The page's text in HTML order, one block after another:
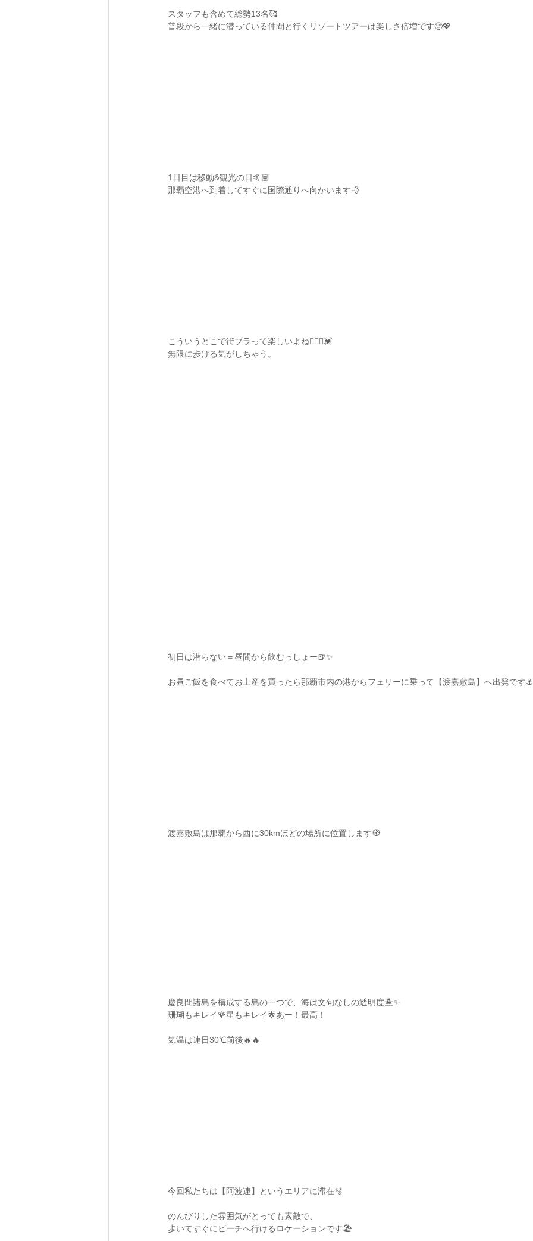
スタッフも含めて総勢13名🥰
普段から一緒に潜っている仲間と行くリゾートツアーは楽しさ倍増です🥺💖
1日目は移動&観光の日🤙🏾
那覇空港へ到着してすぐに国際通りへ向かいます💨
こういうとこで街ブラって楽しいよね🚶🏽‍♂️💓
無限に歩ける気がしちゃう。
初日は潜らない＝昼間から飲むっしょー🍺✨
お昼ご飯を食べてお土産を買ったら那覇市内の港からフェリーに乗って【渡嘉敷島】へ出発です⚓️
渡嘉敷島は那覇から西に30kmほどの場所に位置します🧭
慶良間諸島を構成する島の一つで、海は文句なしの透明度🏝✨
珊瑚もキレイ🪸星もキレイ🌟あー！最高！
気温は連日30℃前後🔥🔥
今回私たちは【阿波連】というエリアに滞在🫧
のんびりした雰囲気がとっても素敵で、
歩いてすぐにビーチへ行けるロケーションです🏖